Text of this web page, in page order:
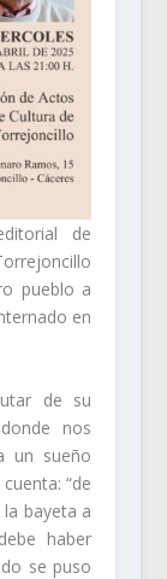
de
pueblo a
en
de su
nos
un sueño
“de
bayeta a
haber
se puso